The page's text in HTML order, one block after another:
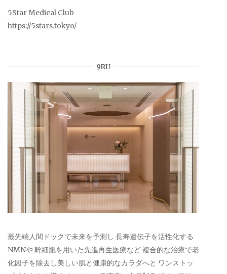
5Star Medical Club
https://5stars.tokyo/
9RU
最先端人間ドックで未来を予測し 長寿遺伝子を活性化する
NMNや 幹細胞を用いた先進再生医療など 複合的な治療で老
化因子を除去し美しい肌と健康的なカラダへと ワンストッ